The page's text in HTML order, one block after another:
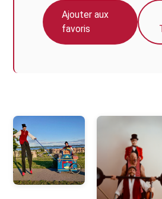
Ajouter aux
favoris